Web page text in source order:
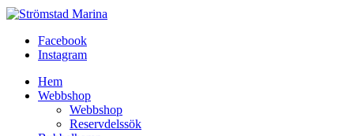
Facebook
Instagram
Hem
Webbshop
Webbshop
Reservdelssök